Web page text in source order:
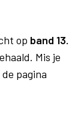
op band 13.
Mis je
pagina